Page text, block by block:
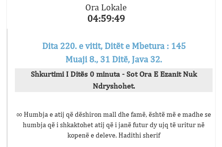
Ora Lokale
04:59:49
Dita 220. e vitit, Ditët e Mbetura : 145
Muaji 8., 31 Ditë, Java 32.
Shkurtimi I Ditës 0 minuta - Sot Ora E Ezanit Nuk
Ndryshohet.
∞ Humbja e atij që dëshiron mall dhe famë, është më e madhe se
humbja që i shkaktohet atij që i janë futur dy ujq të uritur në
kopenë e deleve. Hadithi sherif